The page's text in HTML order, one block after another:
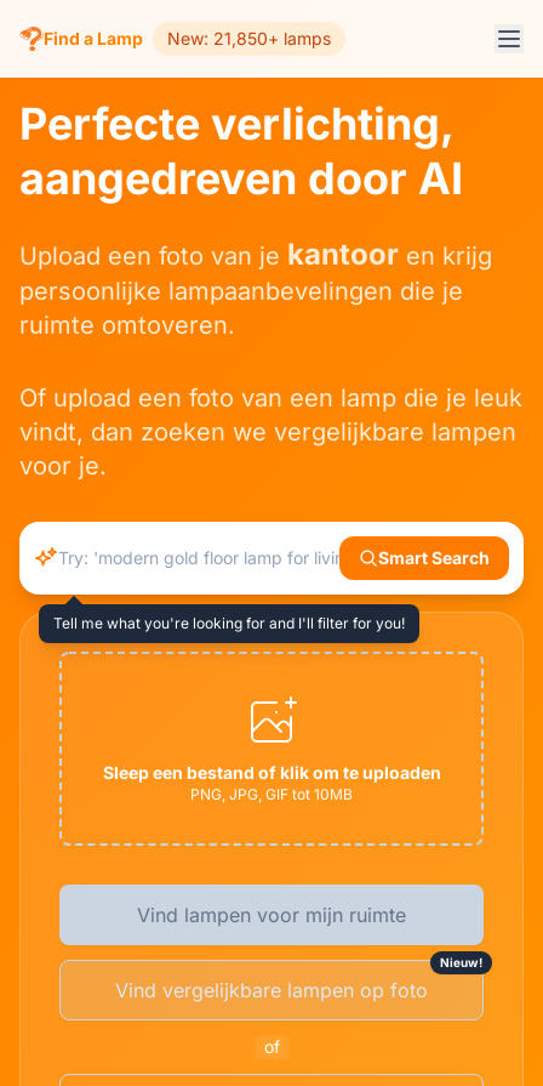
Find a Lamp New: 21,850+ lamps
Perfecte verlichting,
aangedreven door AI
Upload een foto van je gangen krijg
persoonlijke lampaanbevelingen die je
ruimte omtoveren.
Of upload een foto van een lamp die je leuk
vindt, dan zoeken we vergelijkbare lampen
voor je.
Smart Search
Tell me what you're looking for and I'll filter for you!
Sleep een bestand of klik om te uploaden
PNG, JPG, GIF tot 10MB
Vind lampen voor mijn ruimte
Vind vergelijkbare lampen op foto
Nieuw!
of